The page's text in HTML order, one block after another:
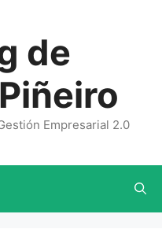
de
Empresarial 2.0